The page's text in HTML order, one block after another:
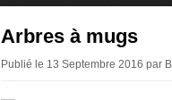
Arbres à mugs
Publié le 13 Septembre 2016 par